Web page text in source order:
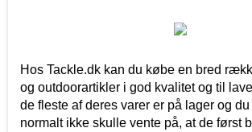
Hos Tackle.dk kan du købe en bred
og outdoorartikler i god kvalitet og til
de fleste af deres varer er på lager og
normalt ikke skulle vente på, at de først